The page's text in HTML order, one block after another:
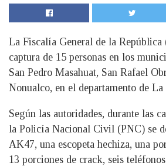
La Fiscalía General de la República
captura de 15 personas en los
San Pedro Masahuat, San Rafael
Nonualco, en el departamento de La
Según las autoridades, durante las
la Policía Nacional Civil (PNC) se
AK47, una escopeta hechiza, una
13 porciones de crack, seis